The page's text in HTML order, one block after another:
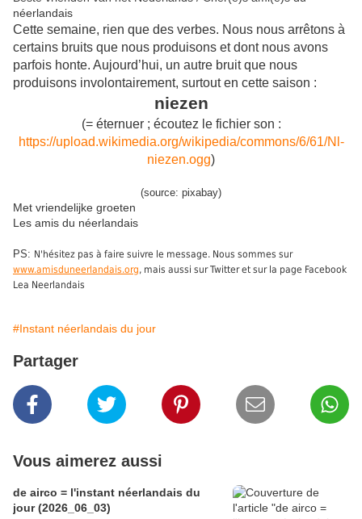
néerlandais
Cette semaine, rien que des verbes. Nous nous arrêtons à
certains bruits que nous produisons et dont nous avons
parfois honte. Aujourd’hui, un autre bruit que nous
produisons involontairement, surtout en cette saison :
niezen
(= éternuer ; écoutez le fichier son :
https://upload.wikimedia.org/wikipedia/commons/6/61/Nl-
niezen.ogg)
(source: pixabay)
Met vriendelijke groeten
Les amis du néerlandais
PS: N'hésitez pas à faire suivre le message. Nous sommes sur
www.amisduneerlandais.org, mais aussi sur Twitter et sur la page Facebook
Lea Neerlandais
#Instant néerlandais du jour
Partager
Vous aimerez aussi
de airco = l'instant néerlandais du
jour (2026_06_03)